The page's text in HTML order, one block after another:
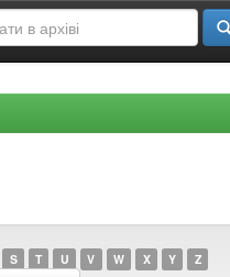
S T U V W X Y Z